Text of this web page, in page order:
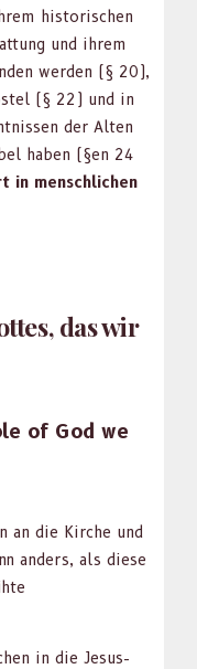
his­torischen
und ihrem
wer­den (§ 20),
(§ 22) und in
der Alten
haben (§en 24
in men­schlichen
das wir
of God we
an die Kirche und
anders, als diese
in die Jesus-